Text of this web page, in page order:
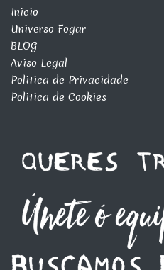
Inicio
Universo Fogar
BLOG
Aviso Legal
Politica de Privacidade
Politica de Cookies